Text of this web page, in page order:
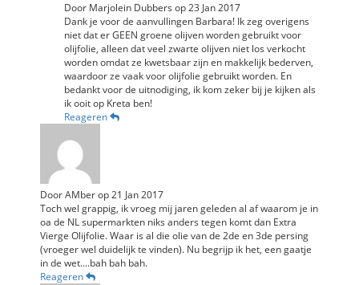
Door Marjolein Dubbers op23 Jan 2017
Dank je voor de aanvullingen Barbara! Ik zeg overigens
niet dat er GEEN groene olijven worden gebruikt voor
olijfolie, alleen dat veel zwarte olijven niet los verkocht
worden omdat ze kwetsbaar zijn en makkelijk bederven,
waardoor ze vaak voor olijfolie gebruikt worden. En
bedankt voor de uitnodiging, ik kom zeker bij je kijken als
ik ooit op Kreta ben!
Reageren
DoorAMberop21 Jan 2017
Toch wel grappig, ik vroeg mij jaren geleden al af waarom je in
oa de NL supermarkten niks anders tegen komt dan Extra
Vierge Olijfolie. Waar is al die olie van de 2de en 3de persing
(vroeger wel duidelijk te vinden). Nu begrijp ik het, een gaatje
in de wet....bah bah bah.
Reageren